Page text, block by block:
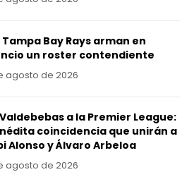
Tampa Bay Rays arman en
un roster contendiente
agosto de 2026
a la Premier League:
coincidencia que unirán a
Alonso y Álvaro Arbeloa
agosto de 2026